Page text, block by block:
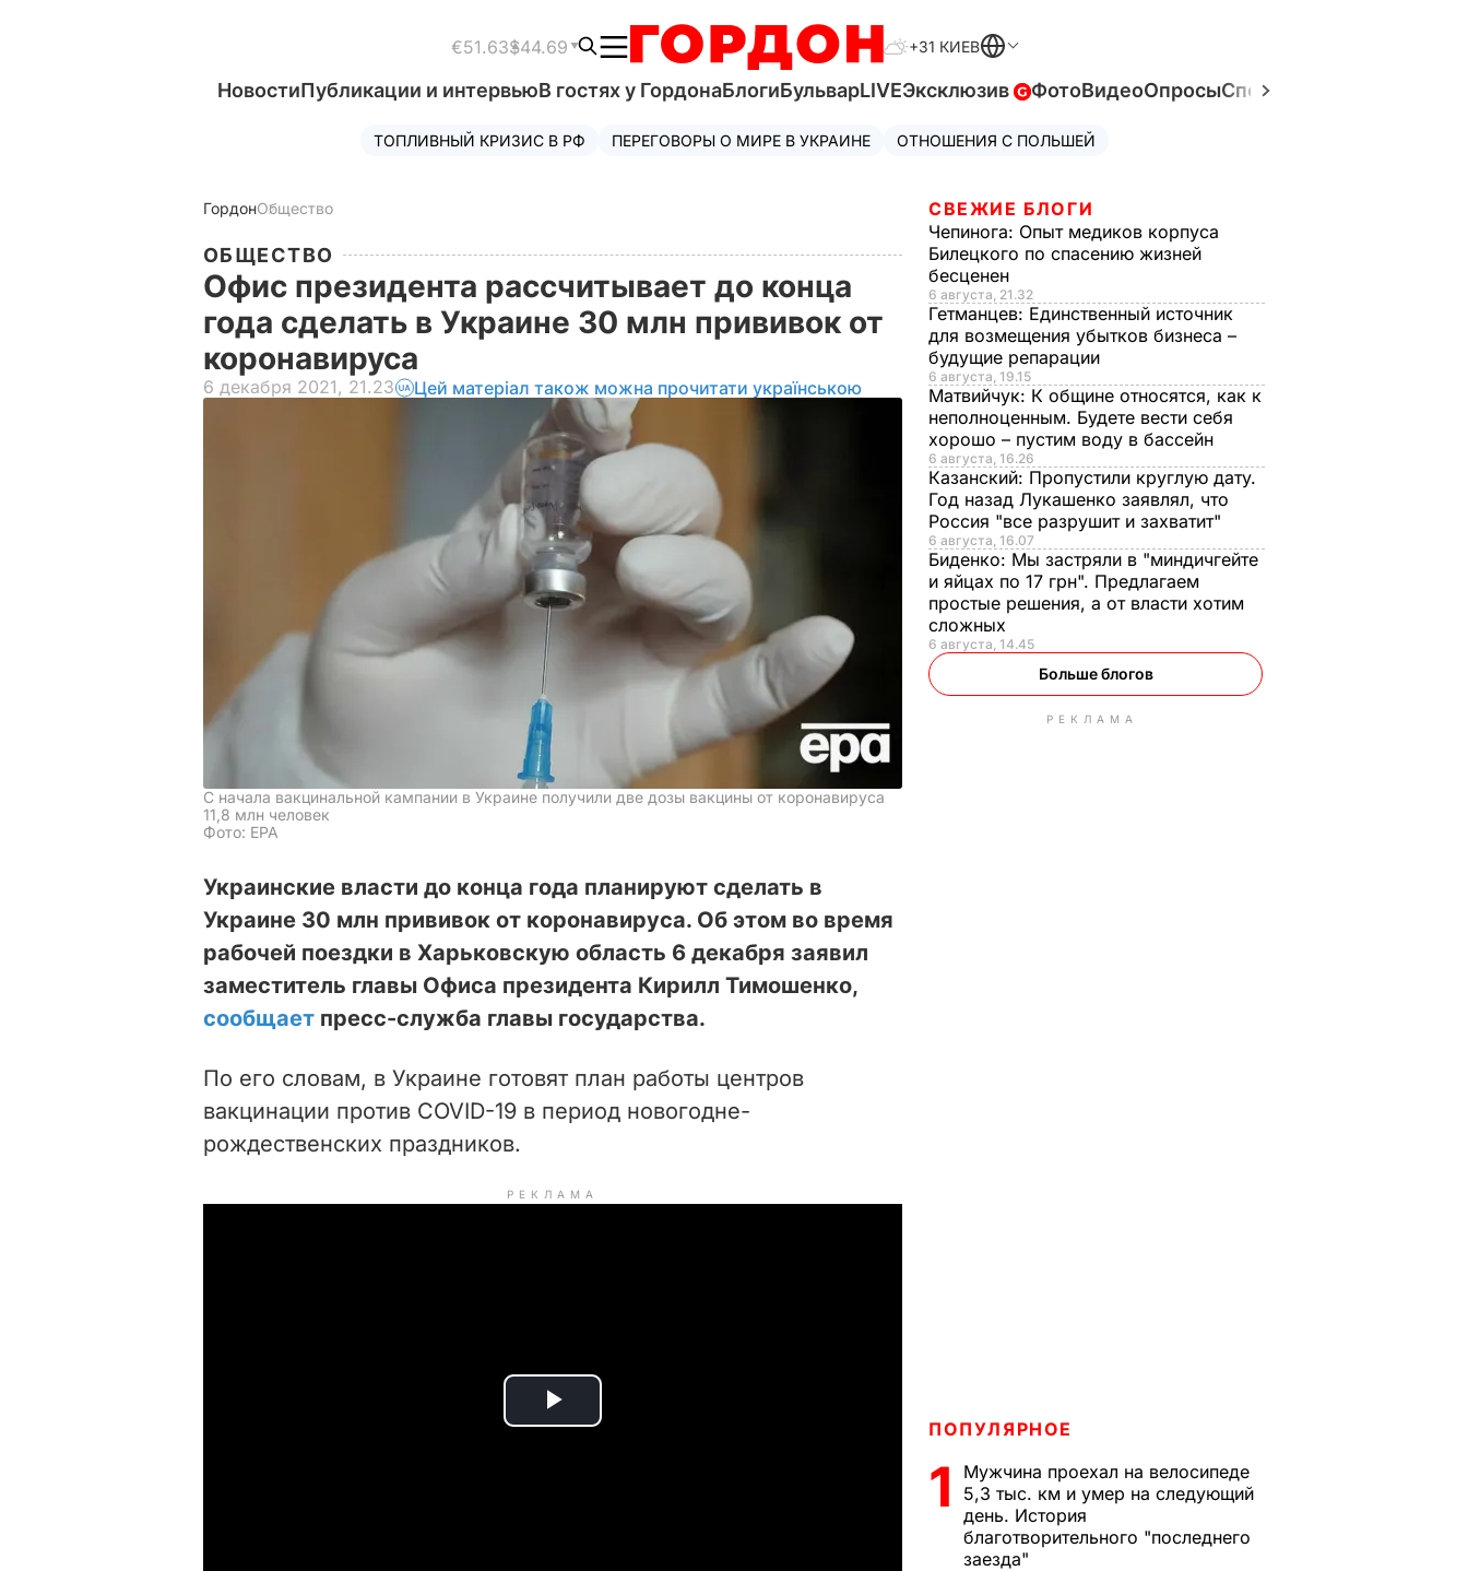
€51.63$44.69 +31 КИЕВ
НовостиПубликации и интервьюВ гостях у ГордонаБлогиБульварLIVEЭксклюзив ФотоВидеоОпросыСпецпроекты
ТОПЛИВНЫЙ КРИЗИС В РФ ПЕРЕГОВОРЫ О МИРЕ В УКРАИНЕ ОТНОШЕНИЯ С ПОЛЬШЕЙ
ГордонОбщество
ОБЩЕСТВО
Офис президента рассчитывает до конца
года сделать в Украине 30 млн прививок от
коронавируса
6 декабря 2021, 21.23 Цей матеріал також можна прочитати українською
С начала вакцинальной кампании в Украине получили две дозы вакцины от коронавируса
11,8 млн человек
Фото: ЕРА
Украинские власти до конца года планируют сделать в
Украине 30 млн прививок от коронавируса. Об этом во время
рабочей поездки в Харьковскую область 6 декабря заявил
заместитель главы Офиса президента Кирилл Тимошенко,
сообщает пресс-служба главы государства.
По его словам, в Украине готовят план работы центров
вакцинации против COVID-19 в период новогодне-
рождественских праздников.
РЕКЛАМА
P
СВЕЖИЕ БЛОГИ
Чепинога: Опыт медиков корпуса
Билецкого по спасению жизней
бесценен
6 августа, 21.32
Гетманцев: Единственный источник
для возмещения убытков бизнеса –
будущие репарации
6 августа, 19.15
Матвийчук: К общине относятся, как к
неполноценным. Будете вести себя
хорошо – пустим воду в бассейн
6 августа, 16.26
Казанский: Пропустили круглую дату.
Год назад Лукашенко заявлял, что
Россия "все разрушит и захватит"
6 августа, 16.07
Биденко: Мы застряли в "миндичгейте
и яйцах по 17 грн". Предлагаем
простые решения, а от власти хотим
сложных
6 августа, 14.45
Больше блогов
РЕКЛАМА
ПОПУЛЯРНОЕ
1
Мужчина проехал на велосипеде
5,3 тыс. км и умер на следующий
день. История
благотворительного "последнего
заезда"